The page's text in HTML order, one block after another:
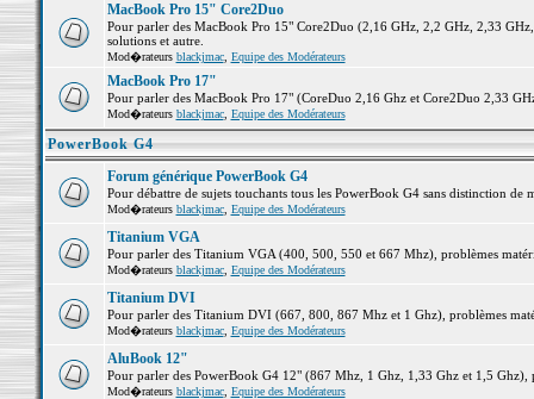
MacBook Pro 15" Core2Duo
Pour parler des MacBook Pro 15" Core2Duo (2,16 GHz, 2,2 GHz, 2,33
solutions et autre.
Mod�rateurs blackjmac, Equipe des Modérateurs
MacBook Pro 17"
Pour parler des MacBook Pro 17" (CoreDuo 2,16 Ghz et Core2Duo 2,33
Mod�rateurs blackjmac, Equipe des Modérateurs
PowerBook G4
Forum générique PowerBook G4
Pour débattre de sujets touchants tous les PowerBook G4 sans distinction de
Mod�rateurs blackjmac, Equipe des Modérateurs
Titanium VGA
Pour parler des Titanium VGA (400, 500, 550 et 667 Mhz), problèmes
Mod�rateurs blackjmac, Equipe des Modérateurs
Titanium DVI
Pour parler des Titanium DVI (667, 800, 867 Mhz et 1 Ghz), problèmes
Mod�rateurs blackjmac, Equipe des Modérateurs
AluBook 12"
Pour parler des PowerBook G4 12" (867 Mhz, 1 Ghz, 1,33 Ghz et 1,5 Ghz),
Mod�rateurs blackjmac, Equipe des Modérateurs